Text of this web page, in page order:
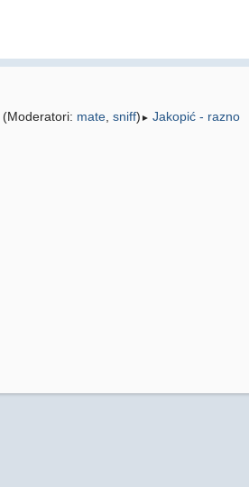
(Moderatori: mate sniff) ► Jakopić - razno